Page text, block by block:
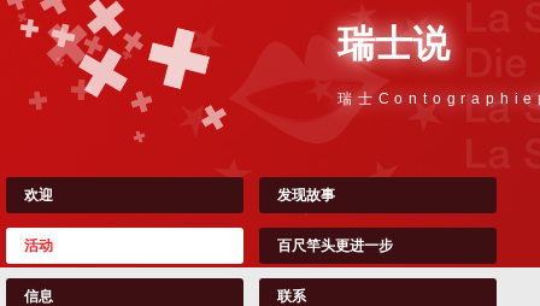
瑞士说
瑞士Contographie
欢迎 发现故事
活动 百尺竿头更进一步
信息 联系